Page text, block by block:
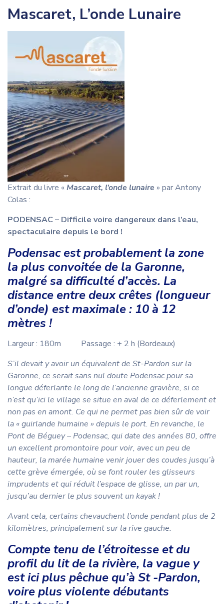
Mascaret, L’onde Lunaire
Extrait du livre «Mascaret, l’onde lunaire » par Antony
Colas :
PODENSAC – Difficile voire dangereux dans l’eau,
spectaculaire depuis le bord !
Podensac est probablement la zone
la plus convoitée de la Garonne,
malgré sa difficulté d’accès. La
distance entre deux crêtes (longueur
d’onde) est maximale : 10 à 12
mètres !
Largeur : 180m Passage : + 2 h (Bordeaux)
S’il devait y avoir un équivalent de St-Pardon sur la
Garonne, ce serait sans nul doute Podensac pour sa
longue déferlante le long de l’ancienne gravière, si ce
n’est qu’ici le village se situe en aval de ce déferlement et
non pas en amont. Ce qui ne permet pas bien sûr de voir
la « guirlande humaine » depuis le port. En revanche, le
Pont de Béguey – Podensac, qui date des années 80, offre
un excellent promontoire pour voir, avec un peu de
hauteur, la marée humaine venir jouer des coudes jusqu’à
cette grève émergée, où se font rouler les glisseurs
imprudents et qui réduit l’espace de glisse, un par un,
jusqu’au dernier le plus souvent un kayak !
Avant cela, certains chevauchent l’onde pendant plus de 2
kilomètres, principalement sur la rive gauche.
Compte tenu de l’étroitesse et du
profil du lit de la rivière, la vague y
est ici plus pêchue qu’à St -Pardon,
voire plus violente débutants